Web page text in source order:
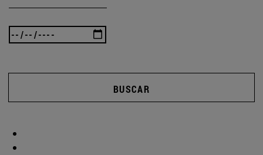
BUSCAR